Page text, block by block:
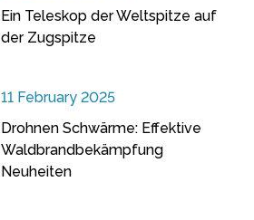
Ein Teleskop der Weltspitze auf
der Zugspitze
11 February 2025
Drohnen Schwärme: Effektive
Waldbrandbekämpfung
Neuheiten